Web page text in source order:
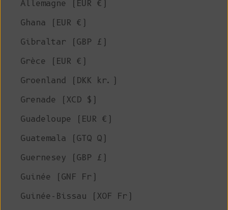
Allemagne (EUR €)
Ghana (EUR €)
Gibraltar (GBP £)
Grèce (EUR €)
Groenland (DKK kr.)
Grenade (XCD $)
Guadeloupe (EUR €)
Guatemala (GTQ Q)
Guernesey (GBP £)
Guinée (GNF Fr)
Guinée-Bissau (XOF Fr)